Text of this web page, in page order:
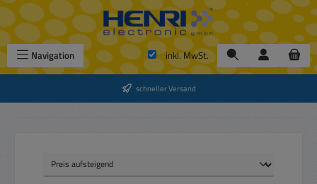
Zum Hauptinhalt springen
Navigation inkl. MwSt.
schneller Versand